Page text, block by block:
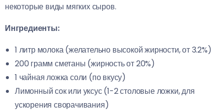
некоторые виды мягких сыров.
Ингредиенты:
1 литр молока (желательно высокой жирности, от 3.2%)
200 грамм сметаны (жирность от 20%)
1 чайная ложка соли (по вкусу)
Лимонный сок или уксус (1-2 столовые ложки, для
ускорения сворачивания)